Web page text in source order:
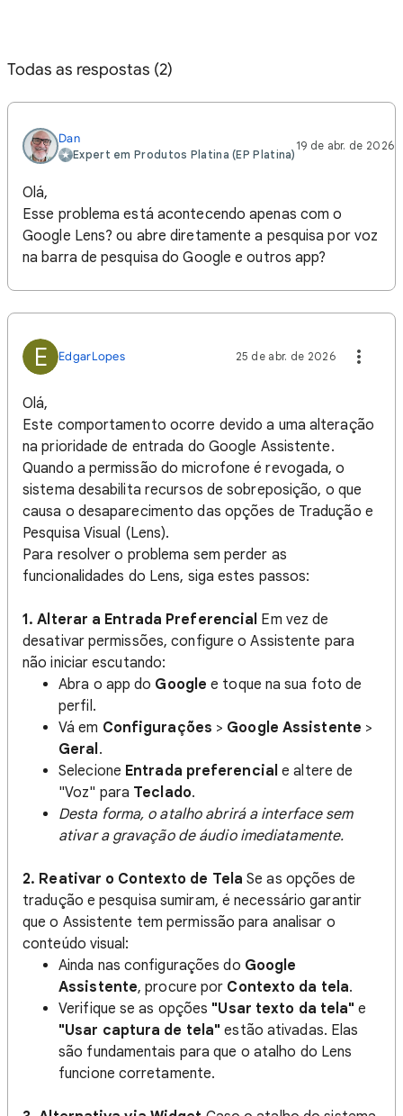
Todas as respostas (2)
Dan
Expert em Produtos Platina (EP Platina)
19 de abr. de 2026
Olá,
Esse problema está acontecendo apenas com o
Google Lens? ou abre diretamente a pesquisa por voz
na barra de pesquisa do Google e outros app?
E EdgarLopes 25 de abr. de 2026
Olá,
Este comportamento ocorre devido a uma alteração
na prioridade de entrada do Google Assistente.
Quando a permissão do microfone é revogada, o
sistema desabilita recursos de sobreposição, o que
causa o desaparecimento das opções de Tradução e
Pesquisa Visual (Lens).
Para resolver o problema sem perder as
funcionalidades do Lens, siga estes passos:
1. Alterar a Entrada Preferencial Em vez de
desativar permissões, configure o Assistente para
não iniciar escutando:
Abra o app do Google e toque na sua foto de
perfil.
Vá em Configurações > Google Assistente >
Geral.
Selecione Entrada preferencial e altere de
"Voz" para Teclado.
Desta forma, o atalho abrirá a interface sem
ativar a gravação de áudio imediatamente.
2. Reativar o Contexto de Tela Se as opções de
tradução e pesquisa sumiram, é necessário garantir
que o Assistente tem permissão para analisar o
conteúdo visual:
Ainda nas configurações do Google
Assistente, procure por Contexto da tela.
Verifique se as opções "Usar texto da tela" e
"Usar captura de tela" estão ativadas. Elas
são fundamentais para que o atalho do Lens
funcione corretamente.